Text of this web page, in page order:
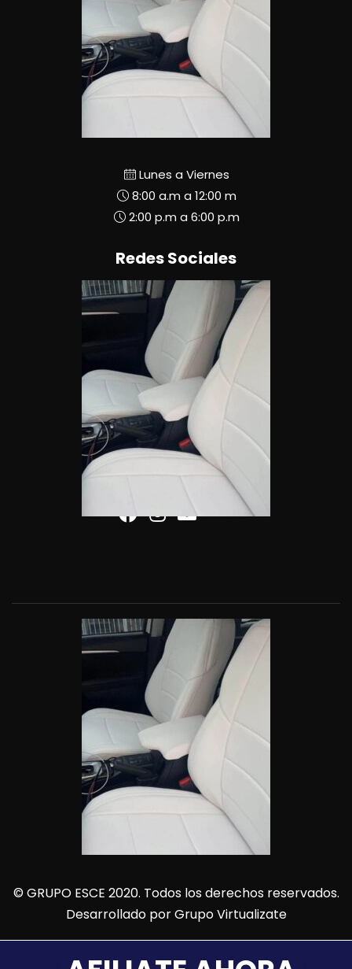
Lunes a Viernes
8:00 a.m a 12:00 m
2:00 p.m a 6:00 p.m
Redes Sociales
© GRUPO ESCE 2020. Todos los derechos reservados.
Desarrollado porGrupo Virtualizate